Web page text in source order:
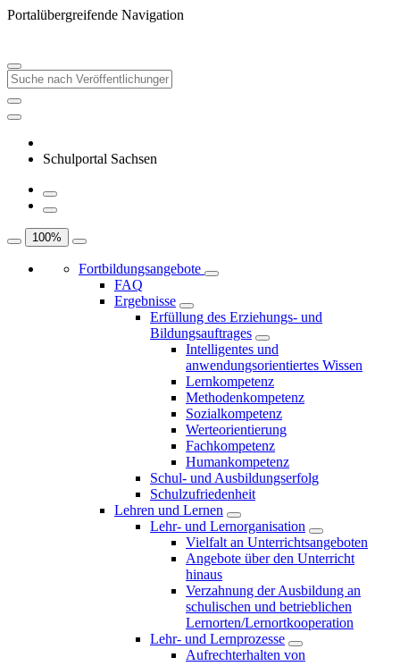
Portalübergreifende Navigation
Schulportal Sachsen
100%
Fortbildungsangebote
FAQ
Ergebnisse
Erfüllung des Erziehungs- und
Bildungsauftrages
Intelligentes und
anwendungsorientiertes Wissen
Lernkompetenz
Methodenkompetenz
Sozialkompetenz
Werteorientierung
Fachkompetenz
Humankompetenz
Schul- und Ausbildungserfolg
Schulzufriedenheit
Lehren und Lernen
Lehr- und Lernorganisation
Vielfalt an Unterrichtsangeboten
Angebote über den Unterricht
hinaus
Verzahnung der Ausbildung an
schulischen und betrieblichen
Lernorten/Lernortkooperation
Lehr- und Lernprozesse
Aufrechterhalten von